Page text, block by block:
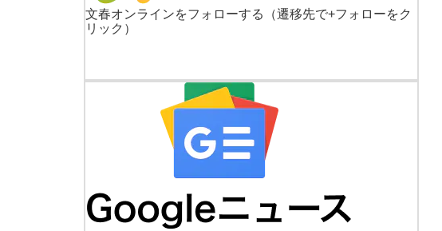
文春オンラインをフォローする
（遷移先で+フォローをク
リック）